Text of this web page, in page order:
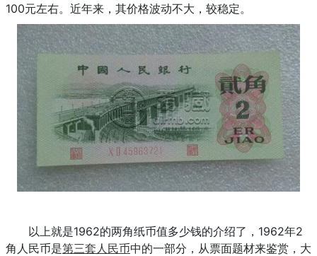
100元左右。近年来，其价格波动不大，较稳定。
以上就是1962的两角纸币值多少钱的介绍了，1962年2
角人民币是第三套人民币中的一部分，从票面题材来鉴赏，大